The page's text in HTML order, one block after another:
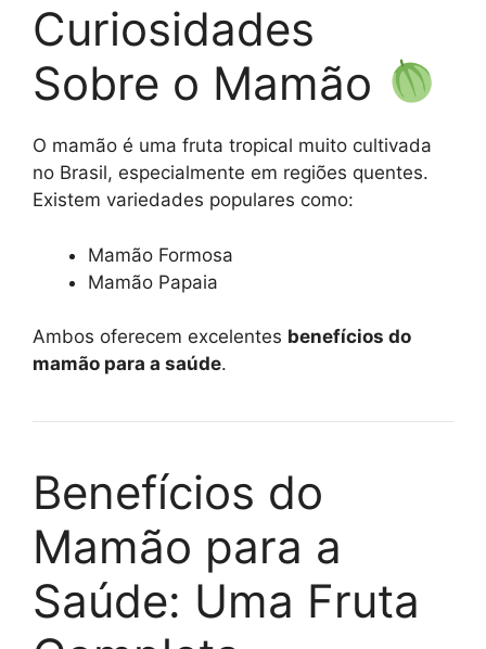
Curiosidades
Sobre o Mamão
O mamão é uma fruta tropical muito cultivada
no Brasil, especialmente em regiões quentes.
Existem variedades populares como:
Mamão Formosa
Mamão Papaia
Ambos oferecem excelentes benefícios do
mamão para a saúde.
Benefícios do
Mamão para a
Saúde: Uma Fruta